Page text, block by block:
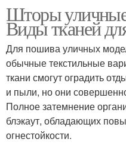
Шторы уличные
Виды тканей
Для пошива уличных
обычные текстильные
ткани смогут оградить
и пыли, но они
Полное затемнение
блэкаут, обладающих
огнестойкости.